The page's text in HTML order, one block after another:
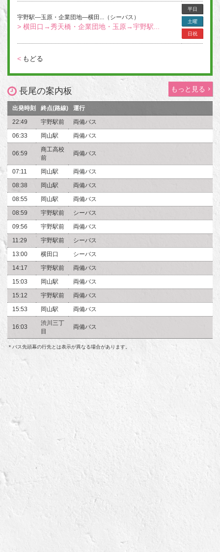
宇野駅―玉原・企業団地―横田...（シーバス）
> 横田口→秀天橋・企業団地・玉原→宇野駅...
平日
土曜
日祝
< もどる
長尾の案内板 もっと見る
出発時刻 終点(路線)
運行
22:49
宇野駅前
両備バス
06:33
岡山駅 両備バス
06:59
商工高校
前
両備バス
07:11 岡山駅
両備バス
08:38
岡山駅
両備バス
08:55
岡山駅
両備バス
08:59
宇野駅前
シーバス
09:56
宇野駅前
両備バス
11:29
宇野駅前
シーバス
13:00
横田口
シーバス
14:17
宇野駅前
両備バス
15:03
岡山駅
両備バス
15:12
宇野駅前
両備バス
15:53
岡山駅 両備バス
16:03
渋川三丁
目
両備バス
＊バス先頭幕の行先とは表示が異なる場合があります。